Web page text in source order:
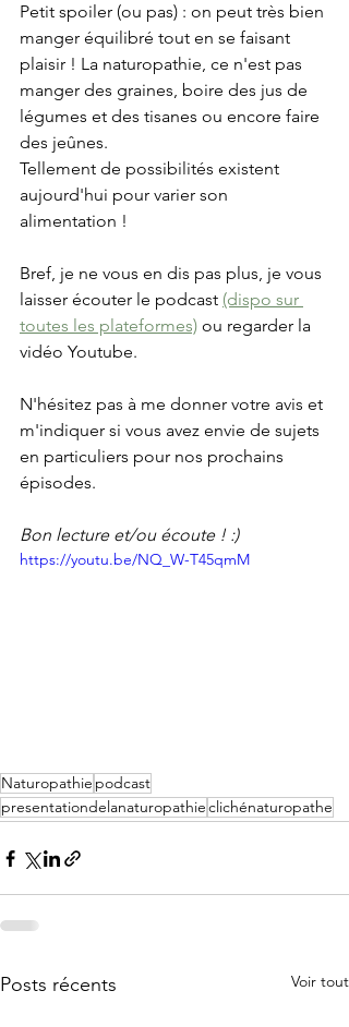
Petit spoiler (ou pas) : on peut très bien
manger équilibré tout en se faisant
plaisir ! La naturopathie, ce n'est pas
manger des graines, boire des jus de
légumes et des tisanes ou encore faire
des jeûnes.
Tellement de possibilités existent
aujourd'hui pour varier son
alimentation !
Bref, je ne vous en dis pas plus, je vous
laisser écouter le podcast (dispo sur
toutes les plateformes) ou regarder la
vidéo Youtube.
N'hésitez pas à me donner votre avis et
m'indiquer si vous avez envie de sujets
en particuliers pour nos prochains
épisodes.
Bon lecture et/ou écoute ! :)
https://youtu.be/NQ_W-T45qmM
Naturopathie podcast
presentationdelanaturopathieclichénaturopathe
Posts récents Voir tout